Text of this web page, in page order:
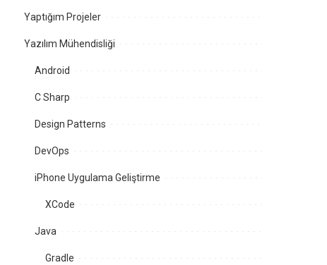
Yaptığım Projeler
Yazılım Mühendisliği
Android
C Sharp
Design Patterns
DevOps
iPhone Uygulama Geliştirme
XCode
Java
Gradle